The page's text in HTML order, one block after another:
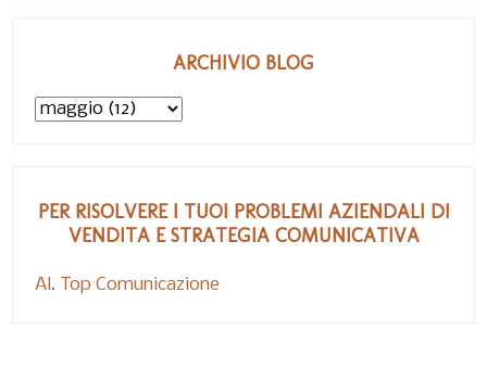
ARCHIVIO BLOG
PER RISOLVERE I TUOI PROBLEMI AZIENDALI DI
VENDITA E STRATEGIA COMUNICATIVA
Al. Top Comunicazione